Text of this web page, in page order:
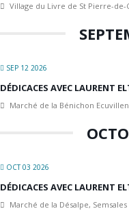
Village du Livre de St Pierre-de-
SEP 12 2026
DÉDICACES AVEC LAURENT
Marché de la Bénichon
OCT 03 2026
DÉDICACES AVEC LAURENT
Marché de la Désalpe, Semsales